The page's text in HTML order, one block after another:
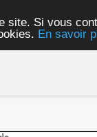
Si vous
En savoir